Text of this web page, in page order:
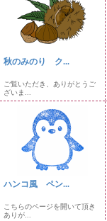
秋のみのり ク...
ご覧いただき、ありがとうご
ざいま...
ハンコ風 ペン...
こちらのページを開いて頂き
ありが...